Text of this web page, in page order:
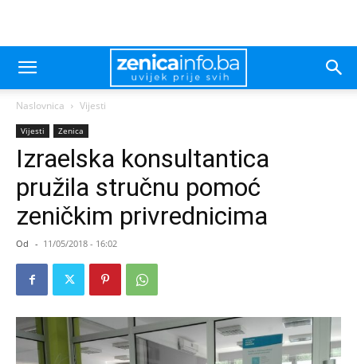
Naslovnica Vijesti
Vijesti Zenica
Izraelska konsultantica
pružila stručnu pomoć
zeničkim privrednicima
Od - 11/05/2018 - 16:02